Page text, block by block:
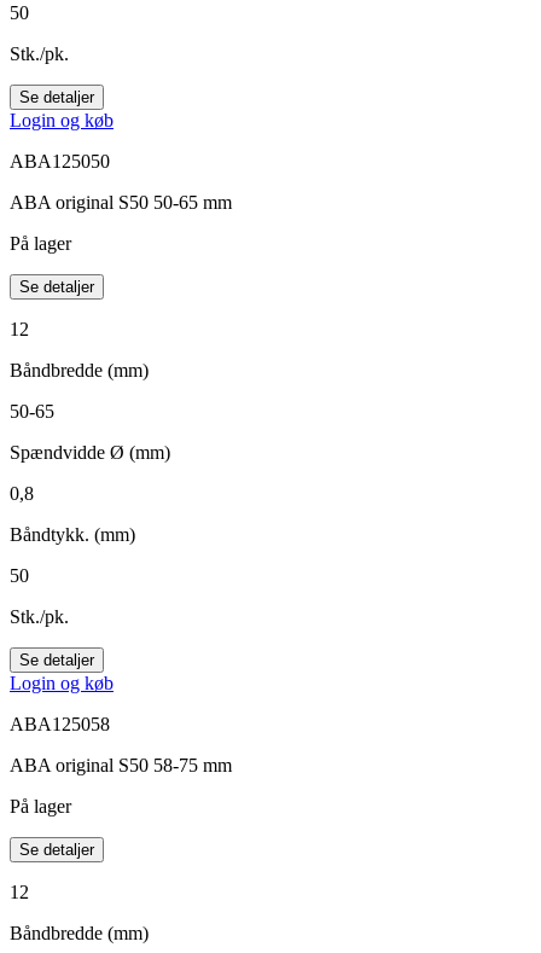
50
Stk./pk.
Se detaljer
Login og køb
ABA125050
ABA original S50 50-65 mm
På lager
Se detaljer
12
Båndbredde (mm)
50-65
Spændvidde Ø (mm)
0,8
Båndtykk. (mm)
50
Stk./pk.
Se detaljer
Login og køb
ABA125058
ABA original S50 58-75 mm
På lager
Se detaljer
12
Båndbredde (mm)